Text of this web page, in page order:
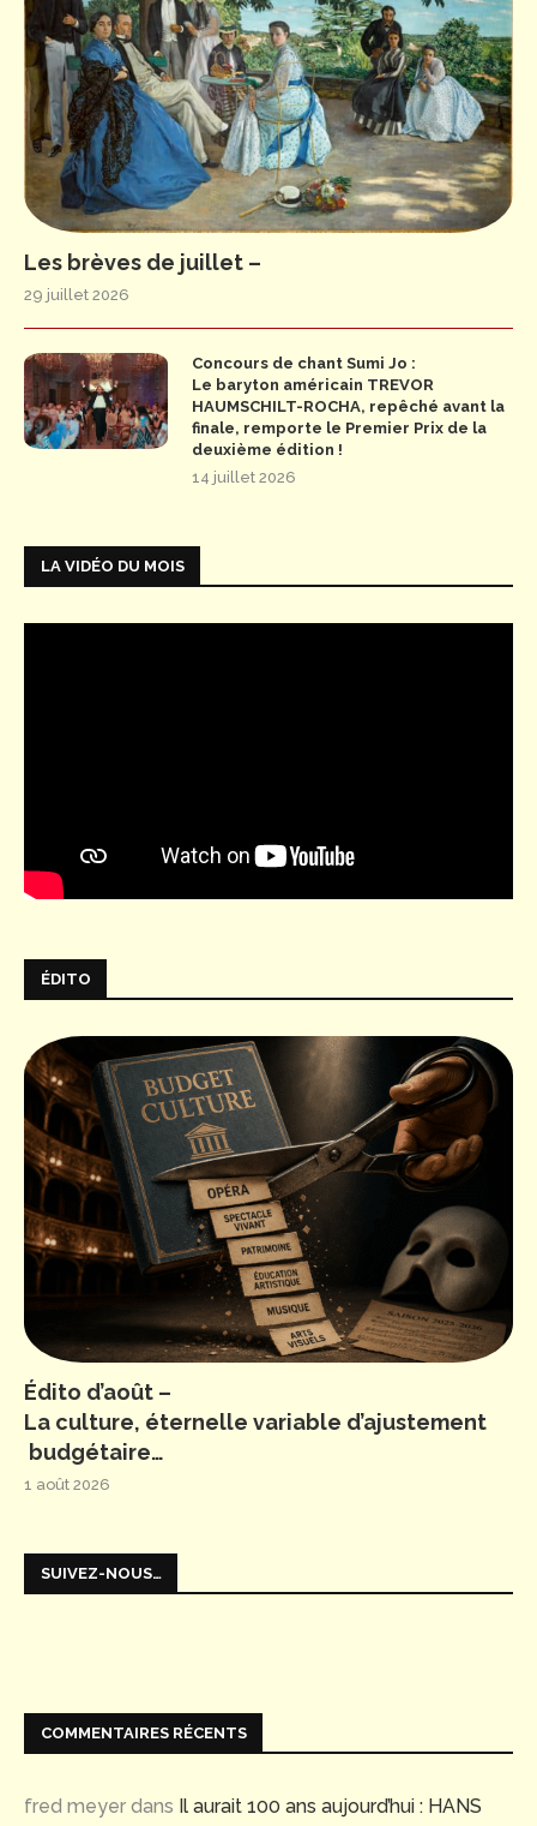
Les brèves de juillet –
29 juillet 2026
Concours de chant Sumi Jo :
Le baryton américain TREVOR
HAUMSCHILT-ROCHA, repêché avant la
finale, remporte le Premier Prix de la
deuxième édition !
14 juillet 2026
LA VIDÉO DU MOIS
ÉDITO
Édito d’août –
La culture, éternelle variable d’ajustement
budgétaire…
1 août 2026
SUIVEZ-NOUS…
COMMENTAIRES RÉCENTS
fred meyer dans Il aurait 100 ans aujourd’hui : HANS